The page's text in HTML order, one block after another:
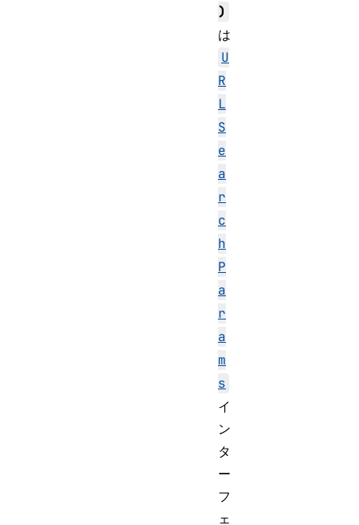
)
は
U
R
L
S
e
a
r
c
h
P
a
r
a
m
s
イ
ン
タ
ー
フ
ェ